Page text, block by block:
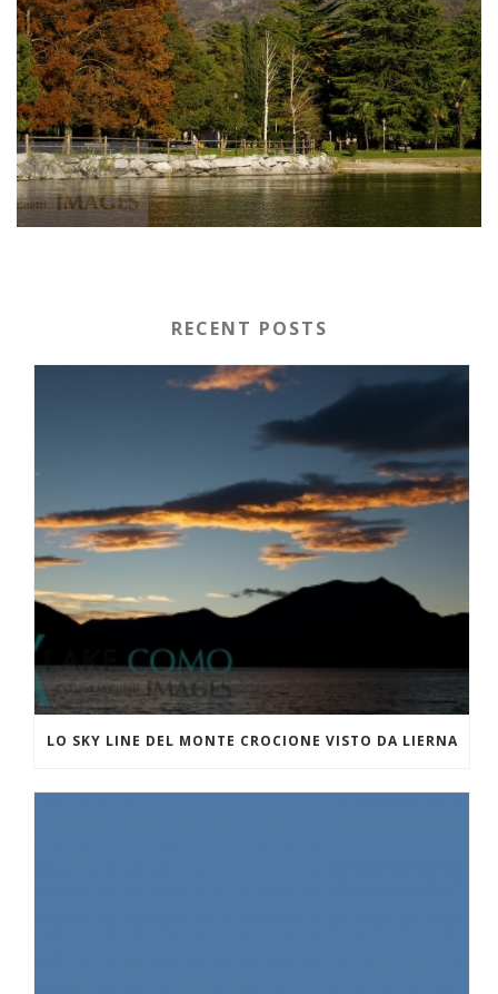
RECENT POSTS
LO SKY LINE DEL MONTE CROCIONE VISTO DA LIERNA